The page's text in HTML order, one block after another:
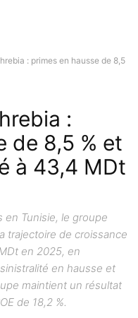
: primes en hausse de 8,5
:
de 8,5 % et
à 43,4 MDt
en Tunisie, le groupe
trajectoire de croissance
en 2025, en
en hausse et
maintient un résultat
de 18,2 %.